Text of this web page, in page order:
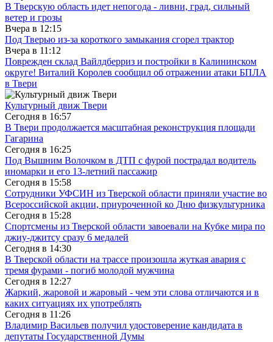
В Тверскую область идет непогода - ливни, град, сильный
ветер и грозы
Вчера в 12:15
Под Тверью из-за короткого замыкания сгорел трактор
Вчера в 11:12
Поврежден склад Вайлдберриз и постройки в Калининском
округе! Виталий Королев сообщил об отражении атаки БПЛА
в Твери
Культурный движ Твери
Сегодня в 16:57
В Твери продолжается масштабная реконструкция площади
Гагарина
Сегодня в 16:25
Под Вышним Волочком в ДТП с фурой пострадал водитель
иномарки и его 13-летний пассажир
Сегодня в 15:58
Сотрудники УФСИН из Тверской области приняли участие во
Всероссийской акции, приуроченной ко Дню физкультурника
Сегодня в 15:28
Спортсмены из Тверской области завоевали на Кубке мира по
джиу-джитсу сразу 6 медалей
Сегодня в 14:30
В Тверской области на трассе произошла жуткая авария с
тремя фурами - погиб молодой мужчина
Сегодня в 12:27
Жаркий, жаровой и жаровый - чем эти слова отличаются и в
каких ситуациях их употреблять
Сегодня в 11:26
Владимир Васильев получил удостоверение кандидата в
депутаты Государственной Думы